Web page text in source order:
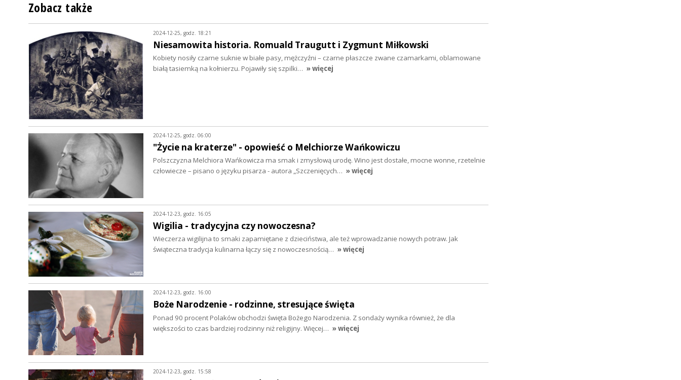
Zobacz także
2024-12-25, godz. 18:21
Niesamowita historia. Romuald Traugutt i Zygmunt Miłkowski
Kobiety nosiły czarne suknie w białe pasy, mężczyźni – czarne płaszcze zwane czamarkami, oblamowane
białą tasiemką na kołnierzu. Pojawiły się szpilki… » więcej
2024-12-25, godz. 06:00
"Życie na kraterze" - opowieść o Melchiorze Wańkowiczu
Polszczyzna Melchiora Wańkowicza ma smak i zmysłową urodę. Wino jest dostałe, mocne wonne, rzetelnie
człowiecze – pisano o języku pisarza - autora „Szczenięcych… » więcej
2024-12-23, godz. 16:05
Wigilia - tradycyjna czy nowoczesna?
Wieczerza wigilijna to smaki zapamiętane z dzieciństwa, ale też wprowadzanie nowych potraw. Jak
świąteczna tradycja kulinarna łączy się z nowoczesnością… » więcej
2024-12-23, godz. 16:00
Boże Narodzenie - rodzinne, stresujące święta
Ponad 90 procent Polaków obchodzi święta Bożego Narodzenia. Z sondaży wynika również, że dla
większości to czas bardziej rodzinny niż religijny. Więcej… » więcej
2024-12-23, godz. 15:58